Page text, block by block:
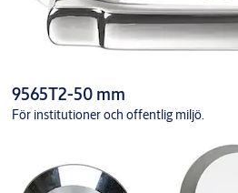
9565T2-50 mm
För institutioner och offentlig miljö.